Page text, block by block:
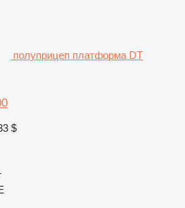
полуприцеп платформа DT
$